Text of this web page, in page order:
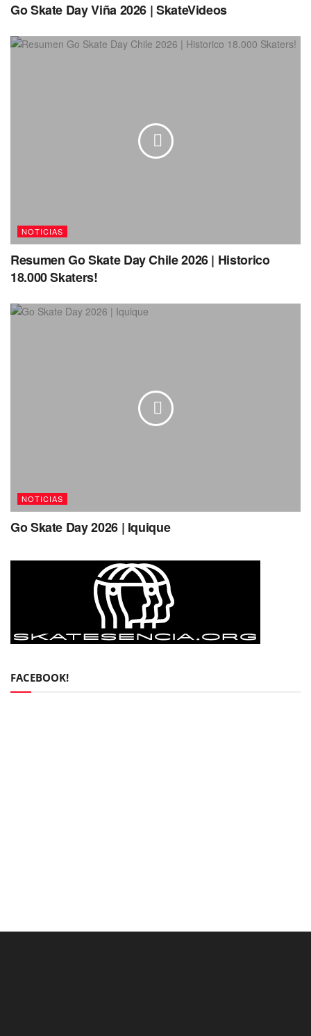
Go Skate Day Viña 2026 | SkateVideos
NOTICIAS
Resumen Go Skate Day Chile 2026 | Historico
18.000 Skaters!
NOTICIAS
Go Skate Day 2026 | Iquique
FACEBOOK!